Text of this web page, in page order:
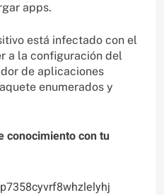
apps.
está infectado con el
a la configuración del
de aplicaciones
enumerados y
conocimiento con tu